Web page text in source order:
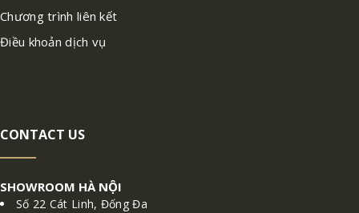
Chương trình liên kết
Điều khoản dịch vụ
CONTACT US
SHOWROOM HÀ NỘI
Số 22 Cát Linh, Đống Đa